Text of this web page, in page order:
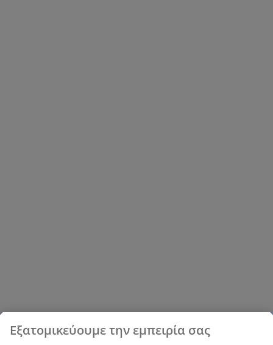
Εξατομικεύουμε την εμπειρία σας